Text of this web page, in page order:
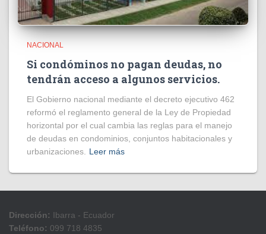
NACIONAL
Si condóminos no pagan deudas, no
tendrán acceso a algunos servicios.
El Gobierno nacional mediante el decreto ejecutivo 462
reformó el reglamento general de la Ley de Propiedad
horizontal por el cual cambia las reglas para el manejo
de deudas en condominios, conjuntos habitacionales y
urbanizaciones. Leer más
Dirección: Ibarra - Ecuador
Teléfono: 099 718 4835